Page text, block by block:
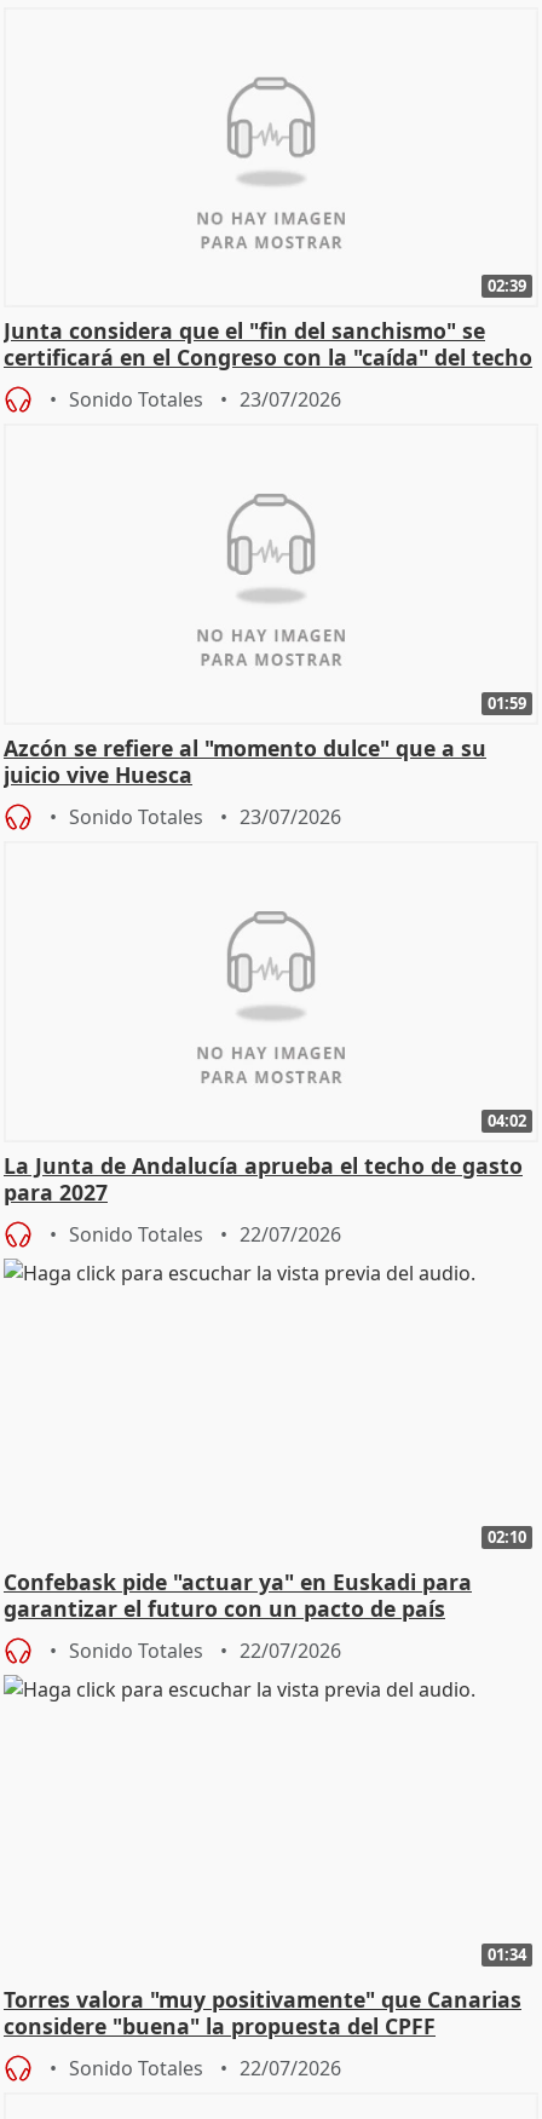
02:39
Junta considera que el "fin del sanchismo" se
certificará en el Congreso con la "caída" del techo
de
Sonido Totales 23/07/2026
01:59
Azcón se refiere al "momento dulce" que a su
juicio vive Huesca
Sonido Totales 23/07/2026
04:02
La Junta de Andalucía aprueba el techo de gasto
para 2027
Sonido Totales 22/07/2026
02:10
Confebask pide "actuar ya" en Euskadi para
garantizar el futuro con un pacto de país
Sonido Totales 22/07/2026
01:34
Torres valora "muy positivamente" que Canarias
considere "buena" la propuesta del CPFF
Sonido Totales 22/07/2026